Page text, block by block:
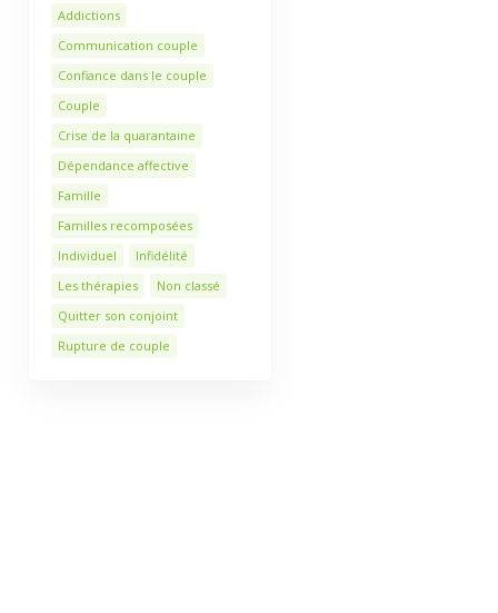
Addictions
Communication couple
Confiance dans le couple
Couple
Crise de la quarantaine
Dépendance affective
Famille
Familles recomposées
Individuel
Infidélité
Les thérapies
Non classé
Quitter son conjoint
Rupture de couple